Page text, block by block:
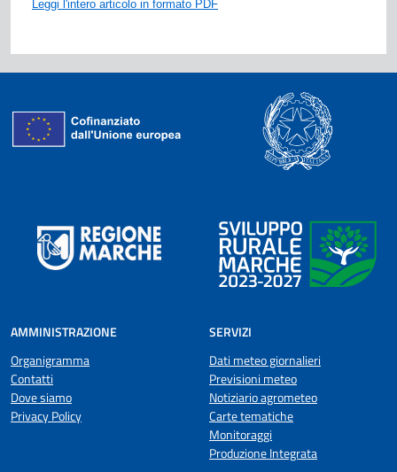
Leggi l'intero articolo in formato PDF
AMMINISTRAZIONE
Organigramma
Contatti
Dove siamo
Privacy Policy
SERVIZI
Dati meteo giornalieri
Previsioni meteo
Notiziario agrometeo
Carte tematiche
Monitoraggi
Produzione Integrata